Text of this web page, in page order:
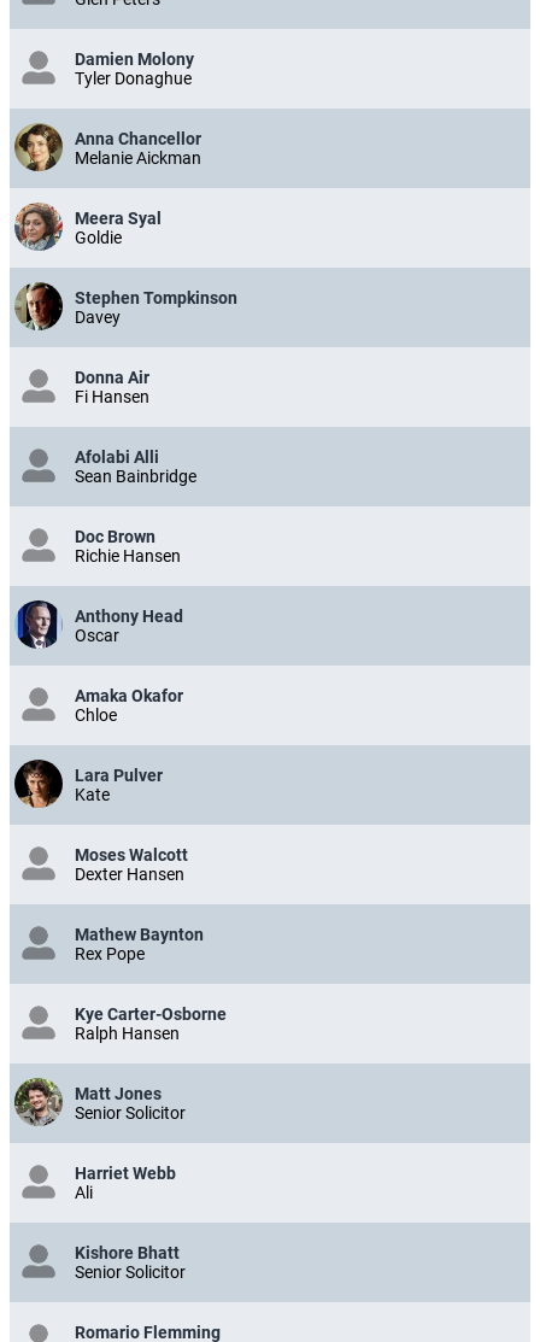
Damien Molony
Tyler Donaghue
Anna Chancellor
Melanie Aickman
Meera Syal
Goldie
Stephen Tompkinson
Davey
Donna Air
Fi Hansen
Afolabi Alli
Sean Bainbridge
Doc Brown
Richie Hansen
Anthony Head
Oscar
Amaka Okafor
Chloe
Lara Pulver
Kate
Moses Walcott
Dexter Hansen
Mathew Baynton
Rex Pope
Kye Carter-Osborne
Ralph Hansen
Matt Jones
Senior Solicitor
Harriet Webb
Ali
Kishore Bhatt
Senior Solicitor
Romario Flemming